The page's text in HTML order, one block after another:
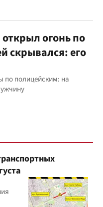
огонь по
скрывался: его
по полицейским: на